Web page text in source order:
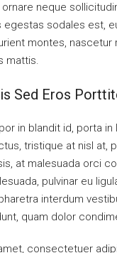
neque
egestas sodales est,
montes,
mattis.
Sed Eros
in blandit id, porta
tristique at nisl at,
at malesuada orci
pulvinar eu
interdum
quam dolor
consectetuer